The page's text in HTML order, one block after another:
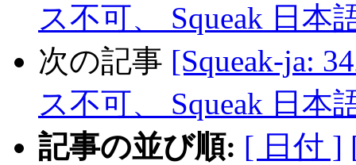
ス不可、 Squeak 日本
次の記事 [Squeak-ja:
ス不可、 Squeak 日本
記事の並び順: [ 日付 ]